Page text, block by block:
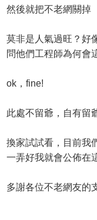
然後就把不老網關掉
莫非是人氣過旺？好
問他們工程師為何會
ok，fine!
此處不留爺，自有留
換家試試看，目前我
一弄好我就會公佈在
多謝各位不老網友的